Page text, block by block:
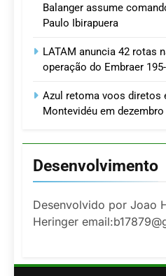
Balanger assume
Paulo Ibirapuera
LATAM anuncia 42 rotas
operação do Embraer
Azul retoma voos diretos
Montevidéu em dezembro
Desenvolvimento
Desenvolvido por Joao
Heringer